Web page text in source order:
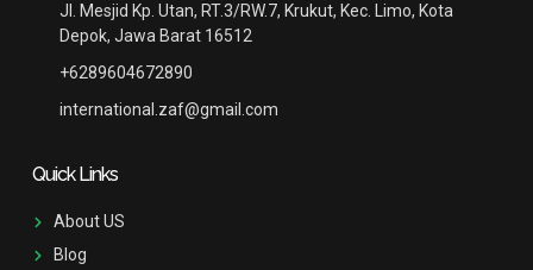
Jl. Mesjid Kp. Utan, RT.3/RW.7, Krukut, Kec. Limo, Kota
Depok, Jawa Barat 16512
+6289604672890
international.zaf@gmail.com
Quick Links
About US
Blog